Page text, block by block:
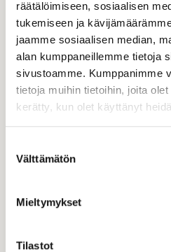
räätälöimiseen, sosiaalisen
tukemiseen ja
jaamme sosiaalisen median,
alan kumppaneillemme tietoja
sivustoamme. Kumppanimme
tietoja muihin tietoihin, joita
kerätty, kun olet käyttänyt
valinta
Välttämätön
Mieltymykset
Tilastot
25.6.2026 - Ajankohtaiset